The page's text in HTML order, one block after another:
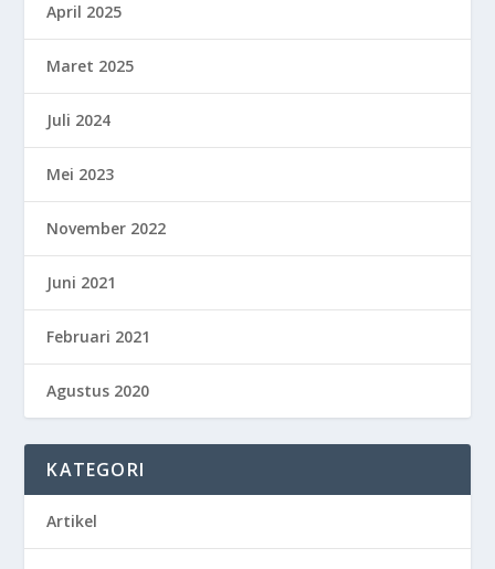
April 2025
Maret 2025
Juli 2024
Mei 2023
November 2022
Juni 2021
Februari 2021
Agustus 2020
KATEGORI
Artikel